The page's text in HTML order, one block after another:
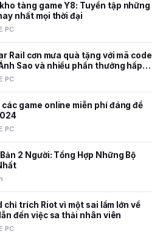
tàng game Y8: Tuyển tập những
nhất mọi thời đại
PC
Rail cơn mưa quà tặng với mã code
Sao và nhiều phần thưởng hấp
PC
các game online miễn phí đáng để
PC
2 Người: Tổng Hợp Những Bộ
chỉ trích Riot vì một sai lầm lớn về
đến việc sa thải nhân viên
PC